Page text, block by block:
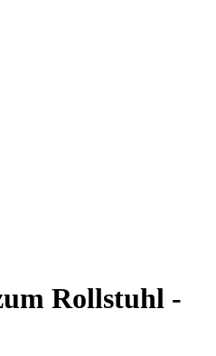
Rollstuhl -